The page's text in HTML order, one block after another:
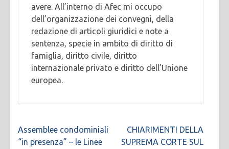
avere. All’interno di Afec mi occupo
dell’organizzazione dei convegni, della
redazione di articoli giuridici e note a
sentenza, specie in ambito di diritto di
famiglia, diritto civile, diritto
internazionale privato e diritto dell’Unione
europea.
Navigazione
articoli
Assemblee condominiali
“in presenza” – le Linee
CHIARIMENTI DELLA
SUPREMA CORTE SUL